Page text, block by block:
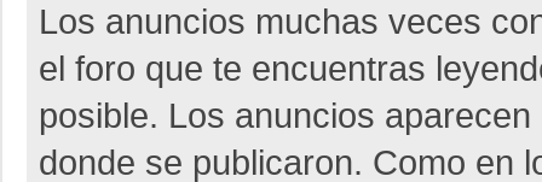
Los anuncios muchas veces
el foro que te encuentras
posible. Los anuncios
donde se publicaron. Como en